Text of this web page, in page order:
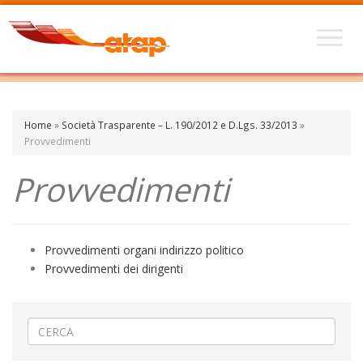
Home » Società Trasparente – L. 190/2012 e D.Lgs. 33/2013 »
Provvedimenti
Provvedimenti
Provvedimenti organi indirizzo politico
Provvedimenti dei dirigenti